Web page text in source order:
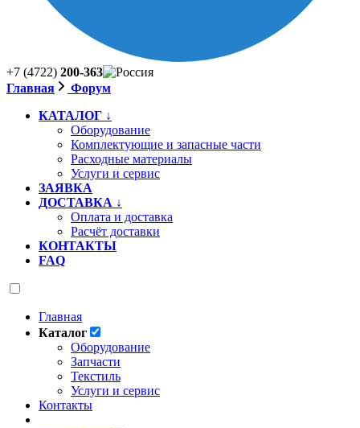
+7 (4722) 200-363
Главная
Форум
КАТАЛОГ ↓
Оборудование
Комплектующие и запасные части
Расходные материалы
Услуги и сервис
ЗАЯВКА
ДОСТАВКА ↓
Оплата и доставка
Расчёт доставки
КОНТАКТЫ
FAQ
Главная
Каталог
Оборудование
Запчасти
Текстиль
Услуги и сервис
Контакты